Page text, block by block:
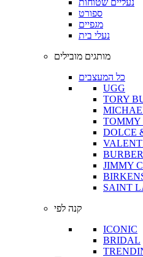
ספורט
מגפיים
נעלי בית
מותגים מובילים
כל המעצבים
UGG
TORY
TOMMY
DOLCE
JIMMY
SAINT
קנה לפי
ICONIC
BRIDAL